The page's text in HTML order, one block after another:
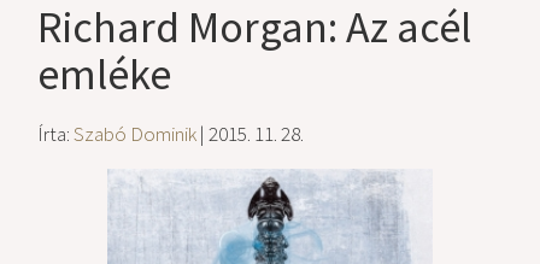
Richard Morgan: Az acél
emléke
Írta:Szabó Dominik| 2015. 11. 28.